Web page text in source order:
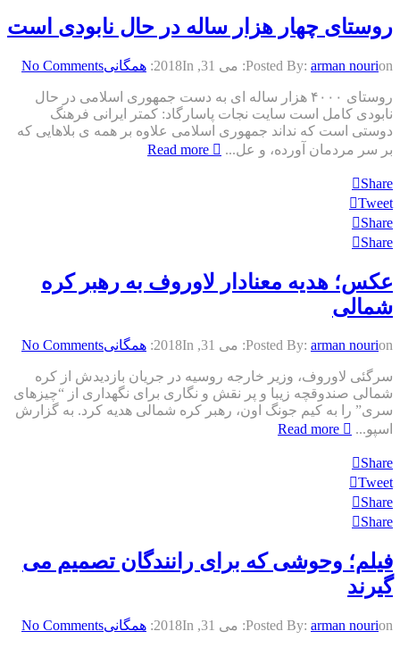
روستای چهار هزار ساله در حال نابودی است
Posted By: arman nourion: می 31, 2018 In: همگانیNo Comments
روستای ۴۰۰۰ هزار ساله ای به دست جمهوری اسلامی در حال
نابودی کامل است سایت نجات پاسارگاد: کمتر ایرانی فرهنگ
دوستی است که نداند جمهوری اسلامی علاوه بر همه ی بلاهایی که
بر سر مردمان آورده، و عل...
Read more
Share
Tweet
Share
Share
عکس؛ هدیه معنادار لاوروف به رهبر کره
شمالی
Posted By: arman nourion: می 31, 2018 In: همگانیNo Comments
سرگئی لاوروف، وزیر خارجه روسیه در جریان بازدیدش از کره
شمالی صندوقچه زیبا و پر نقش و نگاری برای نگهداری از “چیزهای
سری” را به کیم جونگ اون، رهبر کره شمالی هدیه کرد. به گزارش
اسپو...
Read more
Share
Tweet
Share
Share
فیلم؛ وحوشی که برای رانندگان تصمیم می
گیرند
Posted By: arman nourion: می 31, 2018 In: همگانیNo Comments